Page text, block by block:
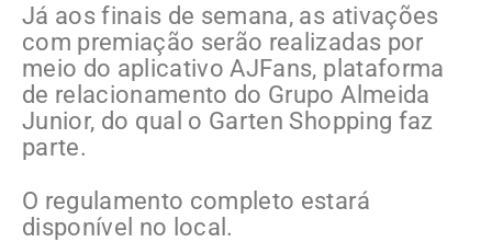
Já aos finais de semana, as ativações
com premiação serão realizadas por
meio do aplicativo AJFans, plataforma
de relacionamento do Grupo Almeida
Junior, do qual o Garten Shopping faz
parte.
O regulamento completo estará
disponível no local.